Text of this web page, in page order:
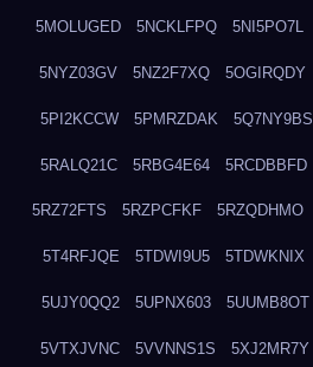
5MOLUGED 5NCKLFPQ 5NI5PO7L
5NYZ03GV 5NZ2F7XQ 5OGIRQDY
5PI2KCCW 5PMRZDAK 5Q7NY9BS
5RALQ21C 5RBG4E64 5RCDBBFD
5RZ72FTS 5RZPCFKF 5RZQDHMO
5T4RFJQE 5TDWI9U5 5TDWKNIX
5UJY0QQ2 5UPNX603 5UUMB8OT
5VTXJVNC 5VVNNS1S 5XJ2MR7Y